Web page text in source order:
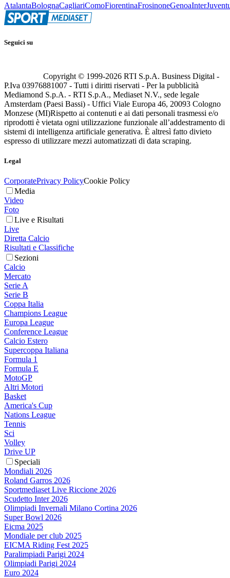
AtalantaBolognaCagliariComoFiorentinaFrosinoneGenoaInter
Seguici su
Copyright © 1999-2026 RTI S.p.A. Business Digital -
P.Iva 03976881007 - Tutti i diritti riservati - Per la pubblicità
Mediamond S.p.A. - RTI S.p.A., Mediaset N.V., sede legale
Amsterdam (Paesi Bassi) - Uffici Viale Europa 46, 20093 Cologno
Monzese (MI)Rispetto ai contenuti e ai dati personali trasmessi e/o
riprodotti è vietata ogni utilizzazione funzionale all’addestramento di
sistemi di intelligenza artificiale generativa. È altresì fatto divieto
espresso di utilizzare mezzi automatizzati di data scraping.
Legal
CorporatePrivacy PolicyCookie Policy
Media
Video
Foto
Live e Risultati
Live
Diretta Calcio
Risultati e Classifiche
Sezioni
Calcio
Mercato
Serie A
Serie B
Coppa Italia
Champions League
Europa League
Conference League
Calcio Estero
Supercoppa Italiana
Formula 1
Formula E
MotoGP
Altri Motori
Basket
America's Cup
Nations League
Tennis
Sci
Volley
Drive UP
Speciali
Mondiali 2026
Roland Garros 2026
Sportmediaset Live Riccione 2026
Scudetto Inter 2026
Olimpiadi Invernali Milano Cortina 2026
Super Bowl 2026
Eicma 2025
Mondiale per club 2025
EICMA Riding Fest 2025
Paralimpiadi Parigi 2024
Olimpiadi Parigi 2024
Euro 2024